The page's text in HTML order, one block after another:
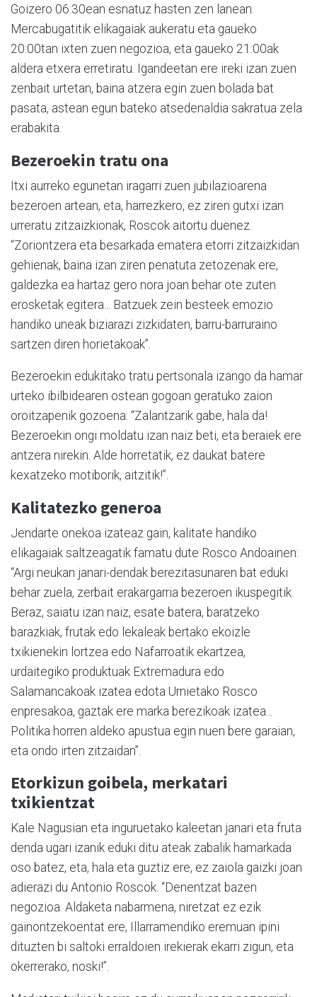
Goizero 06:30ean esnatuz hasten zen lanean.
Mercabugatitik elikagaiak aukeratu eta gaueko
20:00tan ixten zuen negozioa, eta gaueko 21:00ak
aldera etxera erretiratu. Igandeetan ere ireki izan zuen
zenbait urtetan, baina atzera egin zuen bolada bat
pasata, astean egun bateko atsedenaldia sakratua zela
erabakita.
Bezeroekin tratu ona
Itxi aurreko egunetan iragarri zuen jubilazioarena
bezeroen artean, eta, harrezkero, ez ziren gutxi izan
urreratu zitzaizkionak, Roscok aitortu duenez.
“Zoriontzera eta besarkada ematera etorri zitzaizkidan
gehienak, baina izan ziren penatuta zetozenak ere,
galdezka ea hartaz gero nora joan behar ote zuten
erosketak egitera... Batzuek zein besteek emozio
handiko uneak biziarazi zizkidaten, barru-barruraino
sartzen diren horietakoak”.
Bezeroekin edukitako tratu pertsonala izango da hamar
urteko ibilbidearen ostean gogoan geratuko zaion
oroitzapenik gozoena: “Zalantzarik gabe, hala da!
Bezeroekin ongi moldatu izan naiz beti, eta beraiek ere
antzera nirekin. Alde horretatik, ez daukat batere
kexatzeko motiborik, aitzitik!”.
Kalitatezko generoa
Jendarte onekoa izateaz gain, kalitate handiko
elikagaiak saltzeagatik famatu dute Rosco Andoainen:
“Argi neukan janari-dendak berezitasunaren bat eduki
behar zuela, zerbait erakargarria bezeroen ikuspegitik.
Beraz, saiatu izan naiz, esate batera, baratzeko
barazkiak, frutak edo lekaleak bertako ekoizle
txikienekin lortzea edo Nafarroatik ekartzea,
urdaitegiko produktuak Extremadura edo
Salamancakoak izatea edota Urnietako Rosco
enpresakoa, gaztak ere marka berezikoak izatea...
Politika horren aldeko apustua egin nuen bere garaian,
eta ondo irten zitzaidan”.
Etorkizun goibela, merkatari
txikientzat
Kale Nagusian eta inguruetako kaleetan janari eta fruta
denda ugari izanik eduki ditu ateak zabalik hamarkada
oso batez, eta, hala eta guztiz ere, ez zaiola gaizki joan
adierazi du Antonio Roscok. “Denentzat bazen
negozioa. Aldaketa nabarmena, niretzat ez ezik
gainontzekoentat ere, Illarramendiko eremuan ipini
dituzten bi saltoki erraldoien irekierak ekarri zigun, eta
okerrerako, noski!”.